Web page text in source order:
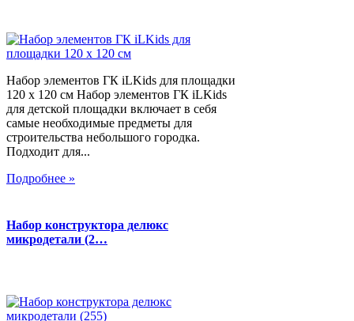
Набор элементов ГК iLKids для площадки
120 х 120 см Набор элементов ГК iLKids
для детской площадки включает в себя
самые необходимые предметы для
строительства небольшого городка.
Подходит для...
Подробнее »
Набор конструктора делюкс
микродетали (2…